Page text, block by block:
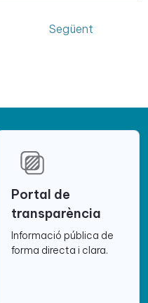
Següent
Portal de
transparència
Informació pública de
forma directa i clara.